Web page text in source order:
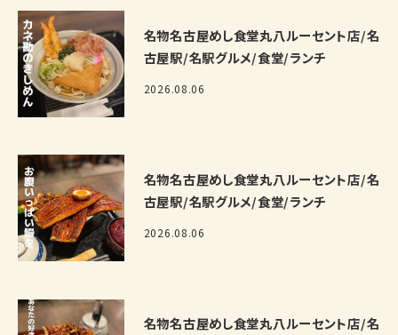
名物名古屋めし食堂丸八ルーセント店/名
古屋駅/名駅グルメ/食堂/ランチ
2026.08.06
名物名古屋めし食堂丸八ルーセント店/名
古屋駅/名駅グルメ/食堂/ランチ
2026.08.06
名物名古屋めし食堂丸八ルーセント店/名